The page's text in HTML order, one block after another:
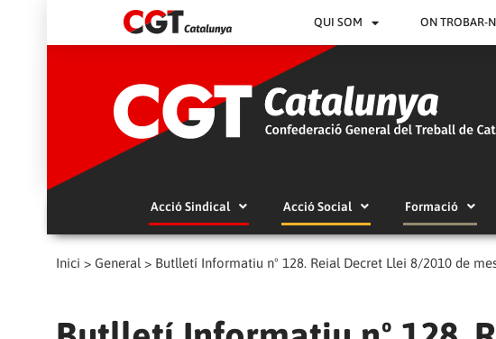
QUI SOM ON TROBAR-
Acció Sindical Acció Social Formació
Inici > General > Butlletí Informatiu nº 128. Reial Decret Llei 8/2010 de